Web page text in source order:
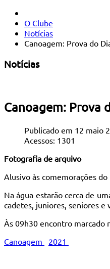
O Clube
Notícias
Canoagem: Prova do
Notícias
Canoagem: Prova
Publicado em 12 maio
Acessos: 1301
Fotografia de arquivo
Alusivo às comemorações
Na água estarão cerca de
cadetes, juniores, seniores e
Às 09h30 encontro marcado
Canoagem
2021